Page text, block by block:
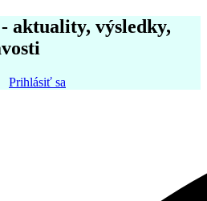
aktuality, výsledky,
Prihlásiť sa